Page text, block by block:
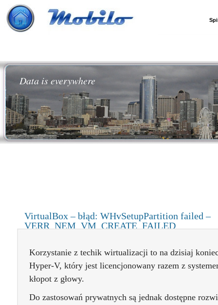
Data is everywhere
VirtualBox – błąd: WHvSetupPartition failed –
VERR_NEM_VM_CREATE_FAILED
Korzystanie z techik wirtualizacji to na dzisiaj
Hyper-V, który jest licencjonowany razem z
kłopot z głowy.
Do zastosowań prywatnych są jednak dostępne